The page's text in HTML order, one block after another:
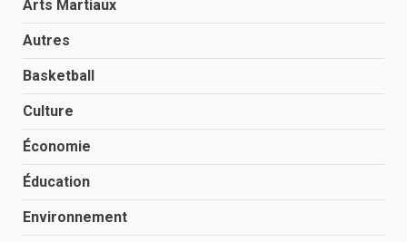
Arts Martiaux
Autres
Basketball
Culture
Économie
Éducation
Environnement